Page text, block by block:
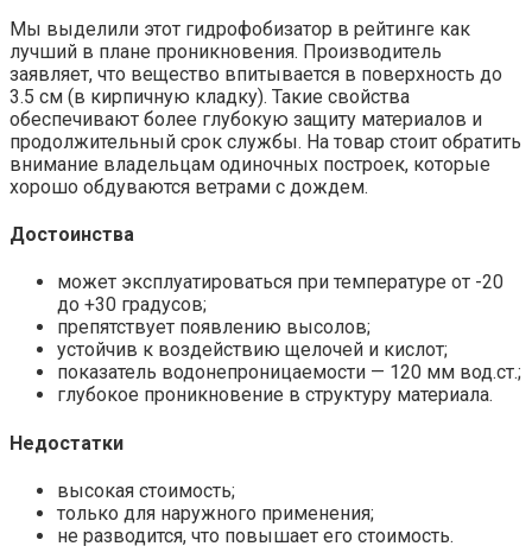
Мы выделили этот гидрофобизатор в рейтинге как
лучший в плане проникновения. Производитель
заявляет, что вещество впитывается в поверхность до
3.5 см (в кирпичную кладку). Такие свойства
обеспечивают более глубокую защиту материалов и
продолжительный срок службы. На товар стоит обратить
внимание владельцам одиночных построек, которые
хорошо обдуваются ветрами с дождем.
Достоинства
может эксплуатироваться при температуре от -20
до +30 градусов;
препятствует появлению высолов;
устойчив к воздействию щелочей и кислот;
показатель водонепроницаемости — 120 мм вод.ст.;
глубокое проникновение в структуру материала.
Недостатки
высокая стоимость;
только для наружного применения;
не разводится, что повышает его стоимость.